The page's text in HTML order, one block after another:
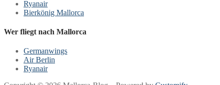
Ryanair
Bierkönig Mallorca
Wer fliegt nach Mallorca
Germanwings
Air Berlin
Ryanair